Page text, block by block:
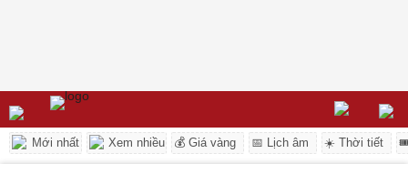
Mới nhất Xem nhiều 💰 Giá vàng 📅 Lịch âm ☀️ Thời tiết